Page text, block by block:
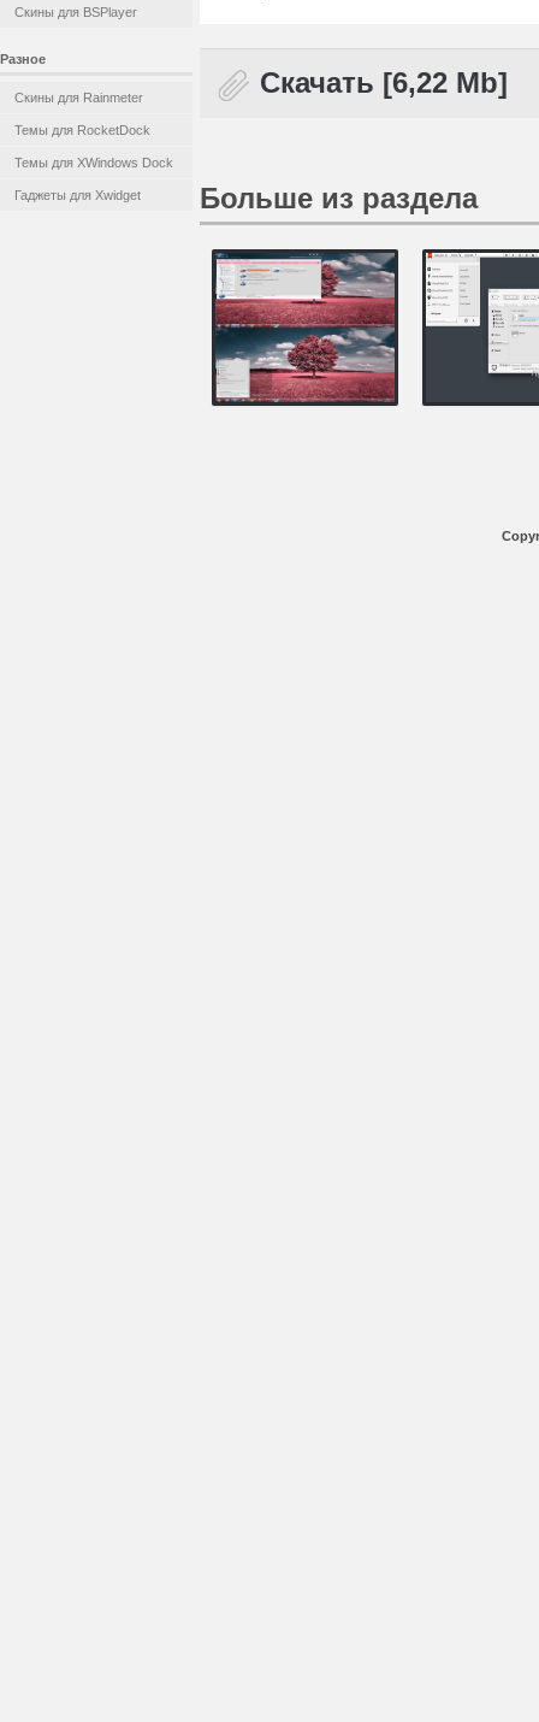
Скины для BSPlayer
Разное
Скины для Rainmeter
Темы для RocketDock
Темы для XWindows Dock
Гаджеты для Xwidget
Скачать [6,22 Mb]
Больше из раздела